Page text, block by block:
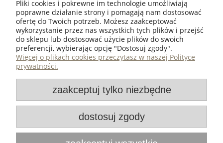
ZAKUPY
POMOC
MOJE KONTO
INFORMACJE
Iron Oak| ul. Metalowca 30, 39-460 Nowa Dęba, woj.
Pliki cookies i pokrewne im technologie umożliwiają
poprawne działanie strony i pomagają nam dostosować
ofertę do Twoich potrzeb. Możesz zaakceptować
wykorzystanie przez nas wszystkich tych plików i przejść
do sklepu lub dostosować użycie plików do swoich
preferencji, wybierając opcję "Dostosuj zgody".
Więcej o plikach cookies przeczytasz w naszej Polityce
prywatności.
zaakceptuj tylko niezbędne
dostosuj zgody